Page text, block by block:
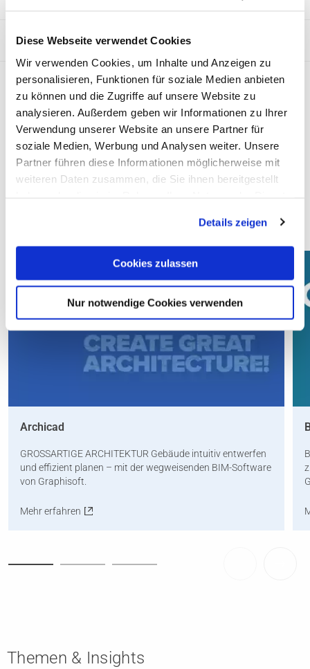
Diese Webseite verwendet Cookies
Wir verwenden Cookies, um Inhalte und Anzeigen zu
personalisieren, Funktionen für soziale Medien anbieten
zu können und die Zugriffe auf unsere Website zu
analysieren. Außerdem geben wir Informationen zu Ihrer
Verwendung unserer Website an unsere Partner für
soziale Medien, Werbung und Analysen weiter. Unsere
Partner führen diese Informationen möglicherweise mit
weiteren Daten zusammen, die Sie ihnen bereitgestellt
uns, die Cookies einzusetzen, welche unter "Details
zeigen" beschrieben werden. Sie können Ihre Einwilligung
jederzeit anpassen oder widerrufen. Damit Sie alle Inhalte
wie z.B. News sehen können, wählen Sie bitte „Cookies
Details zeigen
Cookies zulassen
Nur notwendige Cookies verwenden
Graphisoft Vectorworks
Produktportfolio
Teams in die Lage versetzen, großartige Architektur zu
schaffen. Dies schaffen die preisgekrönten Softwarelösungen
von Graphisoft für die AEC/O Industrie.
Mehr lesen
Archicad
GROSSARTIGE ARCHITEKTUR Gebäude intuitiv entwerfen
und effizient planen – mit der wegweisenden BIM-Software
von Graphisoft.
Mehr erfahren
Themen & Insights